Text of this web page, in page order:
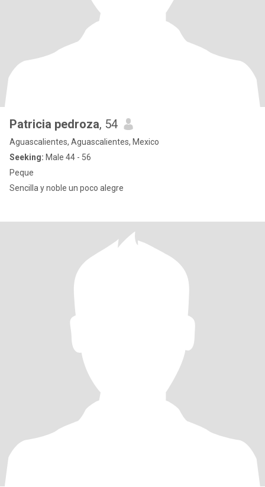
Patricia pedroza, 54
Aguascalientes, Aguascalientes, Mexico
Seeking: Male 44 - 56
Peque
Sencilla y noble un poco alegre